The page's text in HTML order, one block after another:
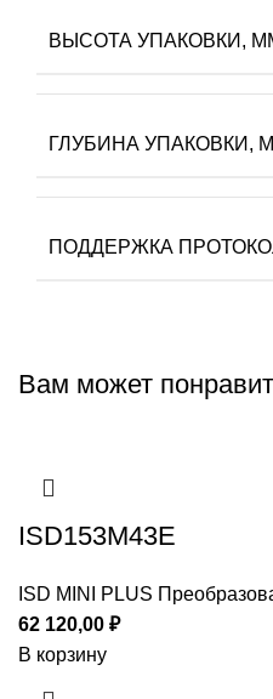
ВЫСОТА УПАКОВКИ,
ГЛУБИНА УПАКОВКИ,
ПОДДЕРЖКА
Вам может
ISD153M43E
ISD MINI PLUS
62 120,00 ₽
В корзину